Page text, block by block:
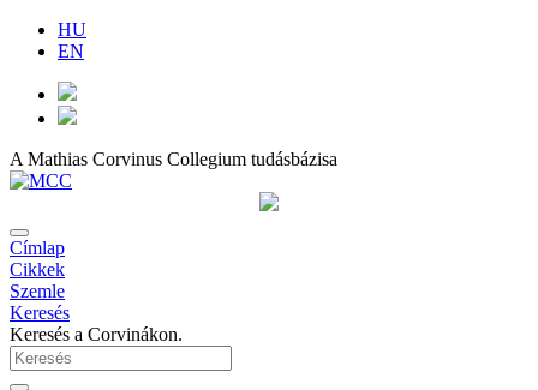
HU
EN
A Mathias Corvinus Collegium tudásbázisa
Címlap
Cikkek
Szemle
Keresés
Keresés a Corvinákon.